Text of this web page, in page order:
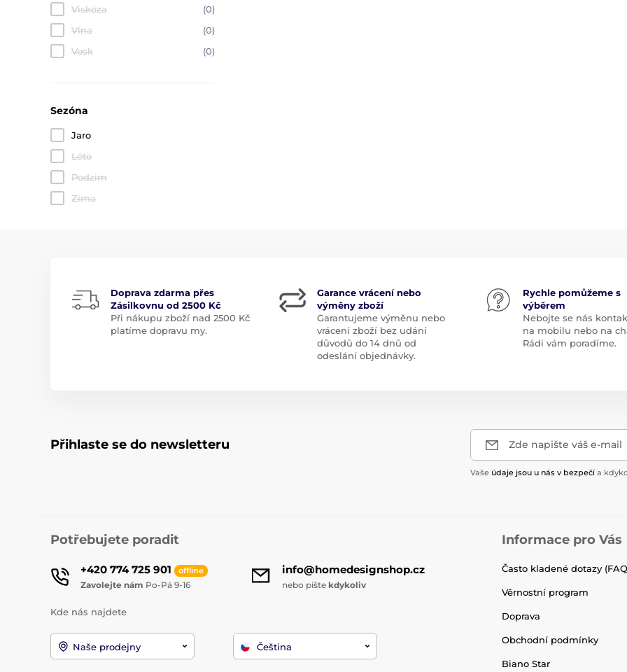
Viskóza
(0)
Vlna
(0)
Vosk
(0)
Sezóna
Jaro
Léto
Podzim
Zima
Doprava zdarma přes
Zásilkovnu od 2500 Kč
Při nákupu zboží nad 2500 Kč
platíme dopravu my.
Garance vrácení nebo
výměny zboží
Garantujeme výměnu nebo
vrácení zboží bez udání
důvodů do 14 dnů od
odeslání objednávky.
Rychle pomůžeme s
výběrem
Nebojte se nás
na mobilu nebo na
Rádi vám poradíme.
Přihlaste se do newsletteru Zde napište váš e-mail
Vaše údaje jsou u nás v bezpečí a
Potřebujete poradit
+420 774 725 901 offline
Zavolejte nám Po-Pá 9-16
info@homedesignshop.cz
nebo pište kdykoliv
Kde nás najdete
Naše prodejny Čeština
Informace pro Vás
Často kladené dotazy
Věrnostní program
Doprava
Obchodní podmínky
Biano Star